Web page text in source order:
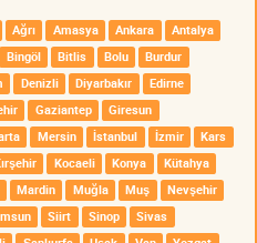
Ağrı Amasya Ankara
Antalya
Bingöl Bitlis Bolu
Burdur
Denizli Diyarbakır
Edirne
Gaziantep
Giresun
Mersin İstanbul İzmir
Kars
Kocaeli Konya
Kütahya
Mardin Muğla Muş
Nevşehir
Siirt Sinop
Sivas